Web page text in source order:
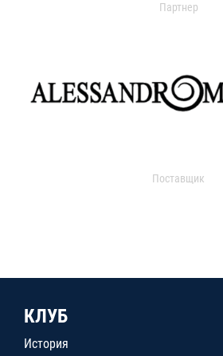
Партнер
Поставщик
КЛУБ
История